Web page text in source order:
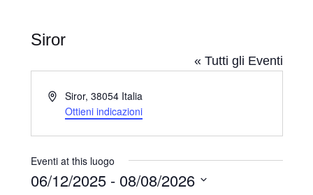
Siror
« Tutti gli Eventi
I
i
r
z
Siror, 38054 Italia
Ottieni indicazioni
Eventi at this luogo
06/12/2025 - 08/08/2026